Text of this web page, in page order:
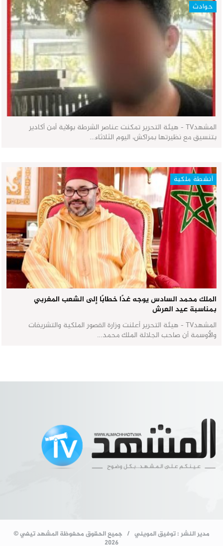
حوادث
المشهدTV - هيئة التحرير تمكنت عناصر الشرطة بولاية أمن أكادير
بتنسيق مع نظيرتها بمراكش، اليوم الثلاثاء…
أنشطة ملكية
الملك محمد السادس يوجه غدًا خطابًا إلى الشعب المغربي
بمناسبة عيد العرش
المشهدTV - هيئة التحرير أعلنت وزارة القصور الملكية والتشريفات
والأوسمة أن صاحب الجلالة الملك محمد…
مدير النشر : توفيق المويني / جميع الحقوق محفوظة المشهد تيفي ©
2026